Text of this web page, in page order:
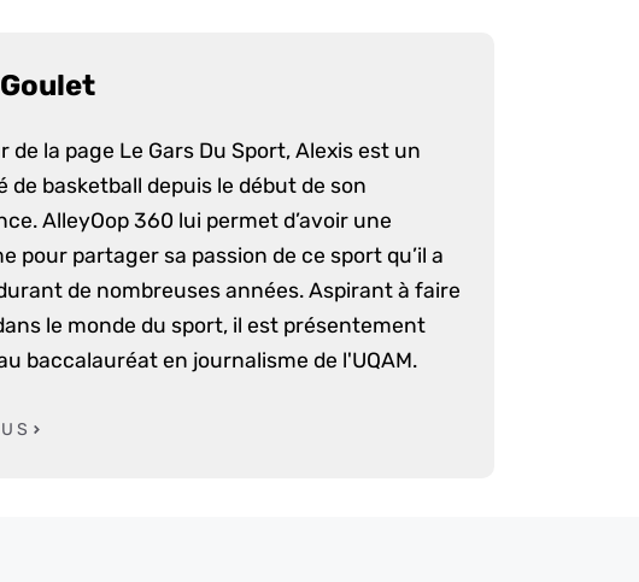
de la page Le Gars Du Sport, Alexis est un
de basketball depuis le début de son
AlleyOop 360 lui permet d’avoir une
pour partager sa passion de ce sport qu’il a
de nombreuses années. Aspirant à faire
le monde du sport, il est présentement
baccalauréat en journalisme de l'UQAM.